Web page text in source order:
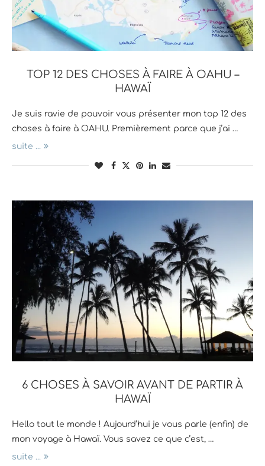
TOP 12 DES CHOSES À FAIRE À OAHU –
HAWAÏ
Je suis ravie de pouvoir vous présenter mon top 12 des
choses à faire à OAHU. Premièrement parce que j’ai …
suite ...
6 CHOSES À SAVOIR AVANT DE PARTIR À
HAWAÏ
Hello tout le monde ! Aujourd’hui je vous parle (enfin) de
mon voyage à Hawaï. Vous savez ce que c’est, …
suite ...